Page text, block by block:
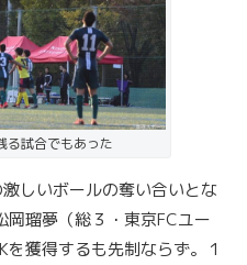
る試合でもあった
しいボールの奪い合いとな
岡瑠夢（総３・東京FCユー
獲得するも先制ならず。１